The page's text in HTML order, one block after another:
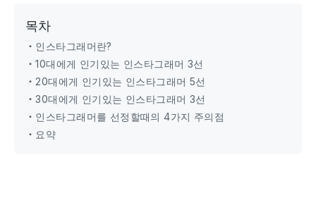
목차
・인스타그래머란?
・10대에게 인기있는 인스타그래머 3선
・20대에게 인기있는 인스타그래머 5선
・30대에게 인기있는 인스타그래머 3선
・인스타그래머를 선정할때의 4가지 주의점
・요약